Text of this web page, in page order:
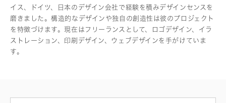
イス、ドイツ、日本のデザイン会社で経験を積みデザインセンスを
磨きました。構造的なデザインや独自の創造性は彼のプロジェクト
を特徴づけます。現在はフリーランスとして、ロゴデザイン、イラ
ストレーション、印刷デザイン、ウェブデザインを手がけていま
す。